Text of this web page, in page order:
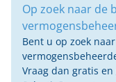
Op zoek naar de
Bent u op zoek
Vraag dan gratis